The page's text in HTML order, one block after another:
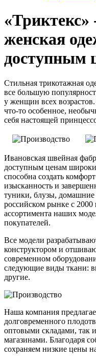
«Триктекс»
женская
доступным
Стильная трикотажная
все большую
у женщин всех
что-то особенное,
себя настоящей
Ивановская швейная
доступным ценам
способна создать
изысканность и
туники, блузы,
российском рынке с
ассортимента наших
покупателей.
Все модели
конструктором и
современном
следующие виды ткани:
другие.
Наша компания
долговременного
оптовыми складами, так
магазинами. Благодаря
сохраняем низкие цены